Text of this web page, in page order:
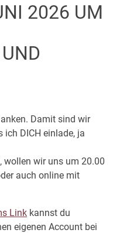
2026 UM
Damit sind wir
DICH einlade, ja
wollen wir uns um 20.00
auch online mit
Link kannst du
eigenen Account bei